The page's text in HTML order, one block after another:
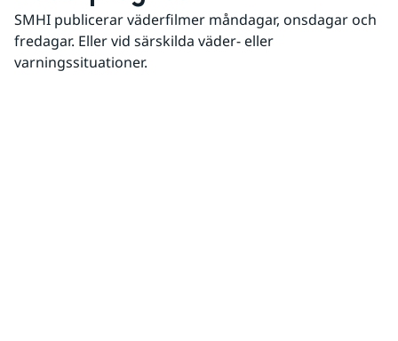
SMHI publicerar väderfilmer måndagar, onsdagar och
fredagar. Eller vid särskilda väder- eller
varningssituationer.